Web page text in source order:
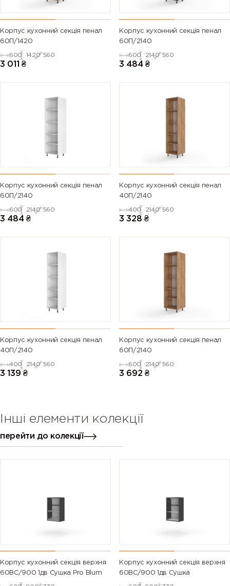
Корпус кухонний секція пенал
60П/1420
600 1420 560
3 011 ₴
Корпус кухонний секція пенал
60П/2140
600 2140 560
3 484 ₴
Корпус кухонний секція пенал
60П/2140
600 2140 560
3 484 ₴
Корпус кухонний секція пенал
40П/2140
400 2140 560
3 328 ₴
Корпус кухонний секція пенал
40П/2140
400 2140 560
3 139 ₴
Корпус кухонний секція пенал
60П/2140
600 2140 560
3 692 ₴
Інші елементи колекції
перейти до колекції
Корпус кухонний секцiя верхня
60ВС/900 1дв Сушка Pro Blum
Корпус кухонний секцiя верхня
60ВС/900 1дв Сушка